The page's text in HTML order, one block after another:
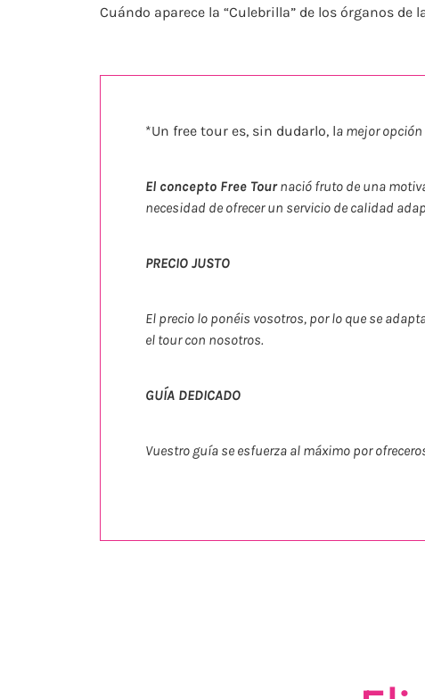
Cuándo aparece la “Culebrilla” de los órganos de
*Un free tour es, sin dudarlo, la mejor
El concepto Free Tournació fruto de una
necesidad de ofrecer un servicio de calidad
PRECIO JUSTO
El precio lo ponéis vosotros, por lo que se
el tour con nosotros.
GUÍA DEDICADO
Vuestro guía se esfuerza al máximo por